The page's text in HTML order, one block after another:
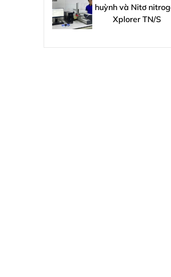
huỳnh và Nitơ
Xplorer TN/S